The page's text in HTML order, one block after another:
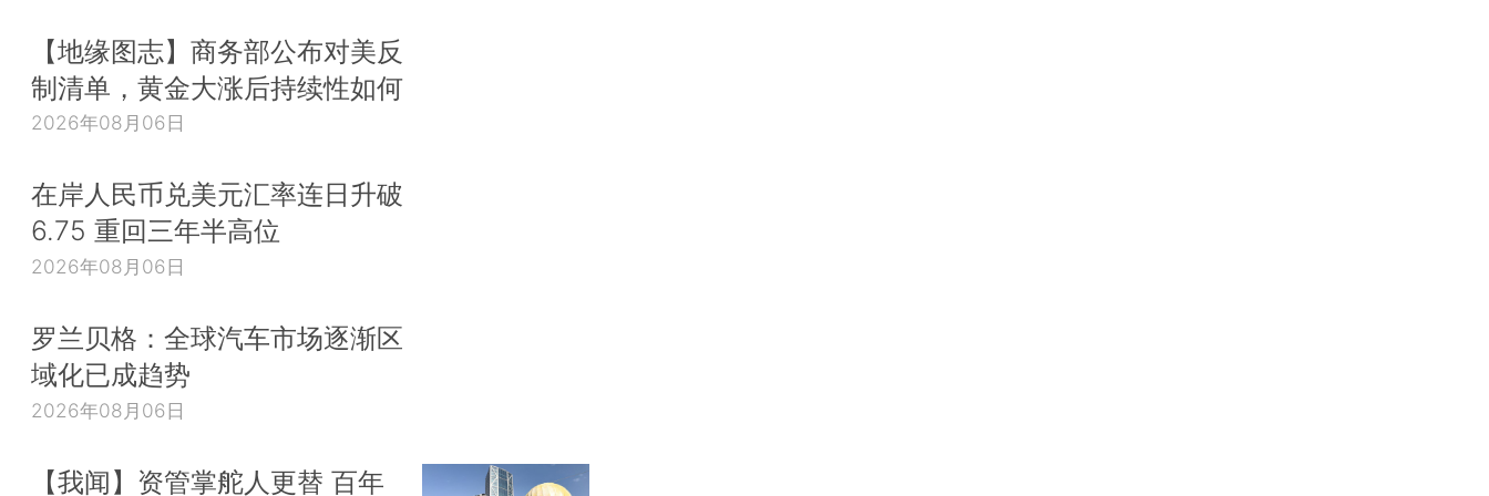
【地缘图志】商务部公布对美反
制清单，黄金大涨后持续性如何
2026年08月06日
在岸人民币兑美元汇率连日升破
6.75 重回三年半高位
2026年08月06日
罗兰贝格：全球汽车市场逐渐区
域化已成趋势
2026年08月06日
【我闻】资管掌舵人更替 百年